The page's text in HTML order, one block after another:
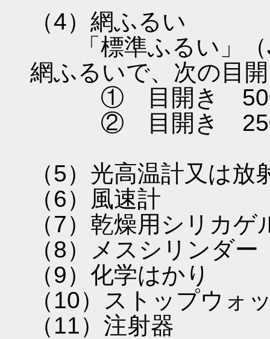
（4）網ふるい
「標準ふるい」（
網ふるいで、次の目
① 目開き
② 目開き
（5）光高温計又は放
（6）風速計
（7）乾燥用シリカ
（8）メスシリンダー
（9）化学はかり
（10）ストップウォ
（11）注射器